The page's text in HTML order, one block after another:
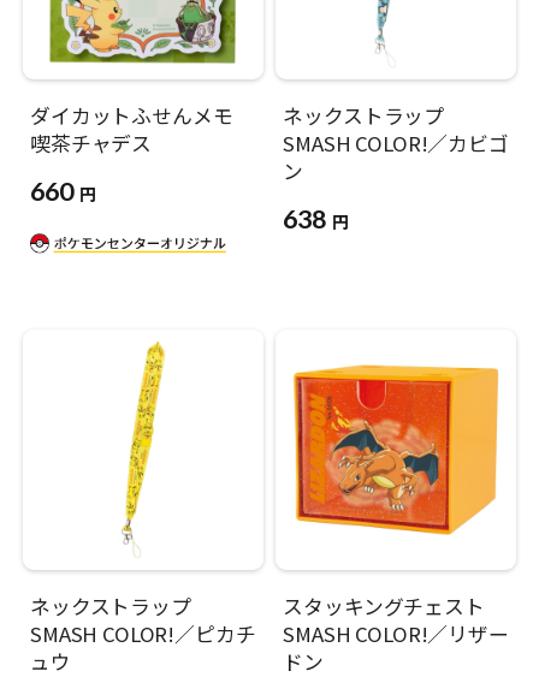
ダイカットふせんメモ
喫茶チャデス
660 円
ネックストラップ
SMASH COLOR!／カビゴ
ン
638 円
ネックストラップ
SMASH COLOR!／ピカチ
ュウ
スタッキングチェスト
SMASH COLOR!／リザー
ドン